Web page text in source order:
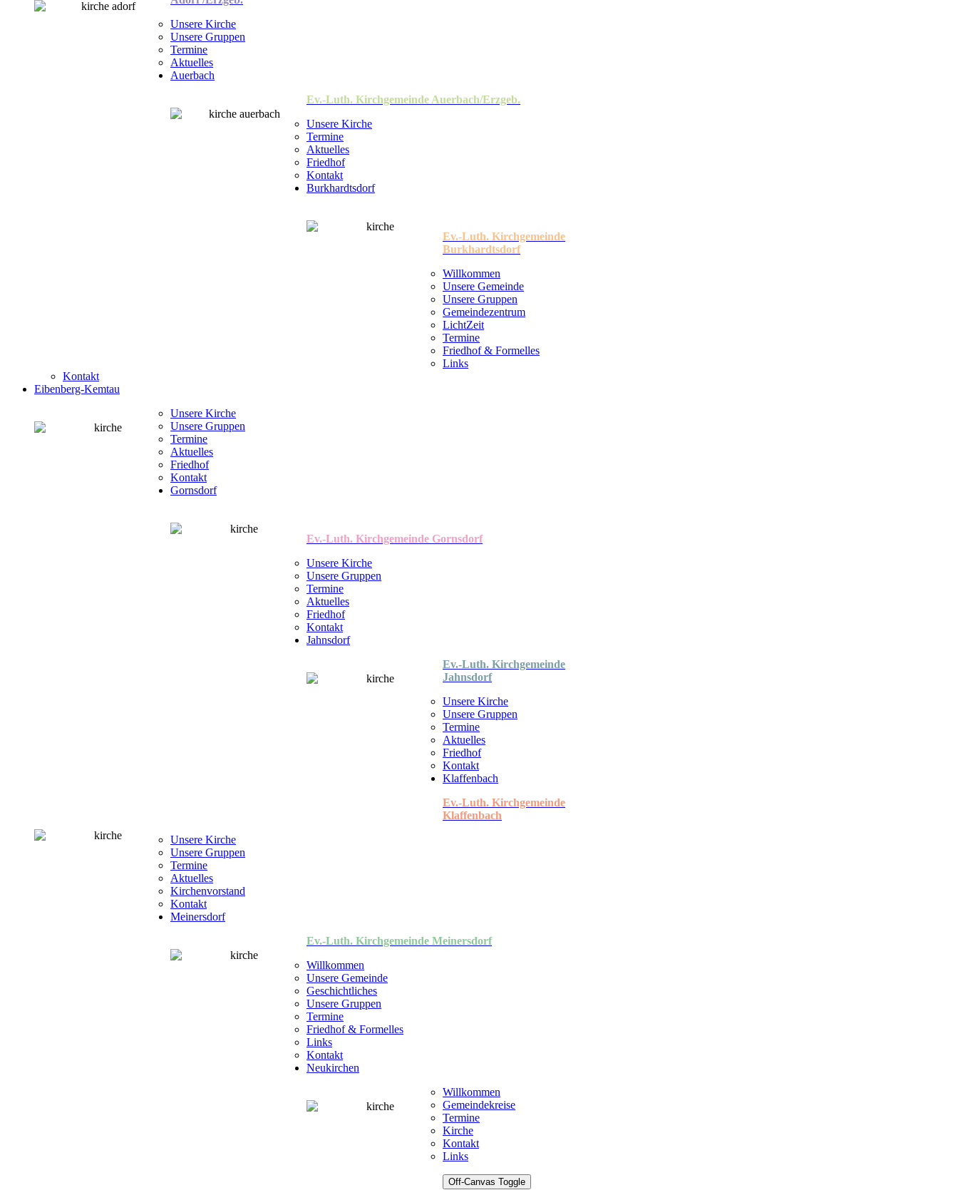
Unsere Kirche
Unsere Gruppen
Termine
Aktuelles
Auerbach
Ev.-Luth. Kirchgemeinde Auerbach/Erzgeb.
Unsere Kirche
Termine
Aktuelles
Friedhof
Kontakt
Burkhardtsdorf
Ev.-Luth. Kirchgemeinde
Burkhardtsdorf
Willkommen
Unsere Gemeinde
Unsere Gruppen
Gemeindezentrum
LichtZeit
Termine
Friedhof & Formelles
Links
Kontakt
Eibenberg-Kemtau
Unsere Kirche
Unsere Gruppen
Termine
Aktuelles
Friedhof
Kontakt
Gornsdorf
Ev.-Luth. Kirchgemeinde Gornsdorf
Unsere Kirche
Unsere Gruppen
Termine
Aktuelles
Friedhof
Kontakt
Jahnsdorf
Ev.-Luth. Kirchgemeinde
Jahnsdorf
Unsere Kirche
Unsere Gruppen
Termine
Aktuelles
Friedhof
Kontakt
Klaffenbach
Ev.-Luth. Kirchgemeinde
Klaffenbach
Unsere Kirche
Unsere Gruppen
Termine
Aktuelles
Kirchenvorstand
Kontakt
Meinersdorf
Ev.-Luth. Kirchgemeinde Meinersdorf
Willkommen
Unsere Gemeinde
Geschichtliches
Unsere Gruppen
Termine
Friedhof & Formelles
Links
Kontakt
Neukirchen
Willkommen
Gemeindekreise
Termine
Kirche
Kontakt
Links
Off-Canvas Toggle